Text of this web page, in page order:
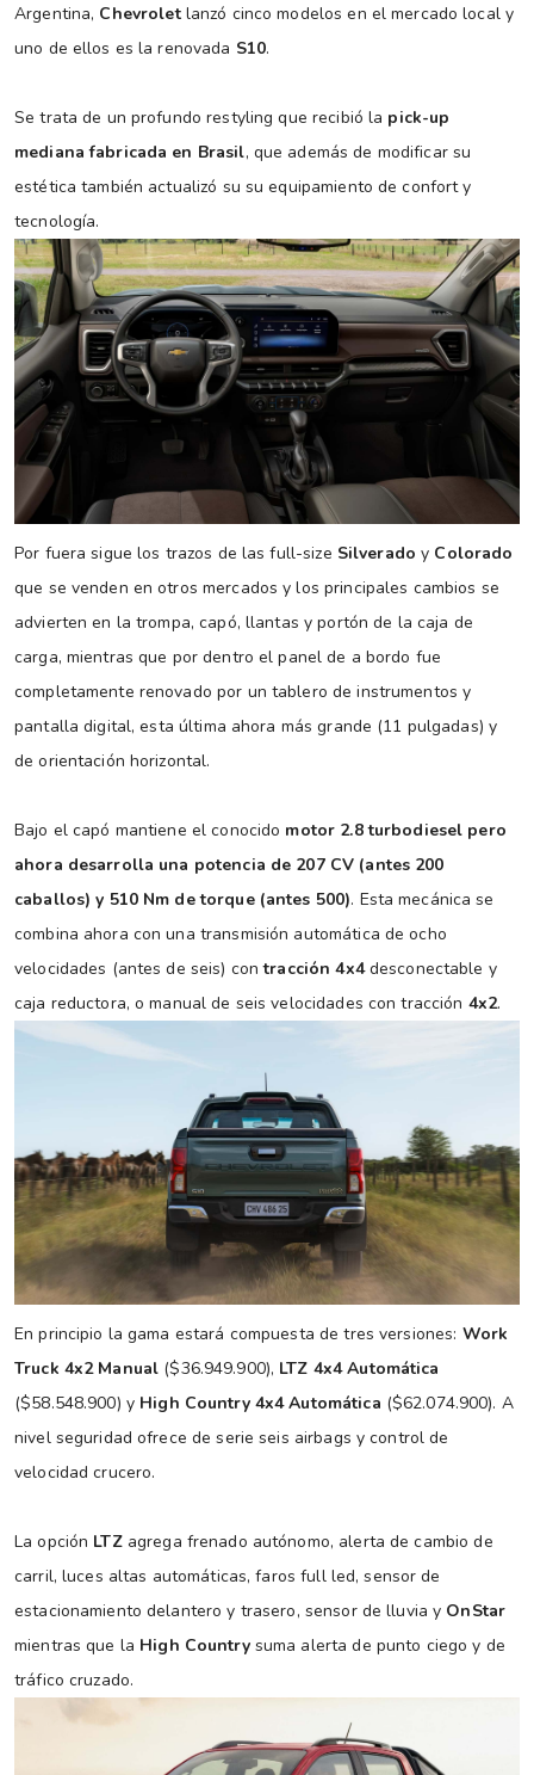
Argentina, Chevroletlanzó cinco modelos en el mercado local y
uno de ellos es la renovada S10.
Se trata de un profundo restyling que recibió la pick-up
mediana fabricada en Brasil, que además de modificar su
estética también actualizó su su equipamiento de confort y
tecnología.
Por fuera sigue los trazos de las full-size Silverado y Colorado
que se venden en otros mercados y los principales cambios se
advierten en la trompa, capó, llantas y portón de la caja de
carga, mientras que por dentro el panel de a bordo fue
completamente renovado por un tablero de instrumentos y
pantalla digital, esta última ahora más grande (11 pulgadas) y
de orientación horizontal.
Bajo el capó mantiene el conocido motor 2.8 turbodiesel pero
ahora desarrolla una potencia de 207 CV (antes 200
caballos) y 510 Nm de torque (antes 500). Esta mecánica se
combina ahora con una transmisión automática de ocho
velocidades (antes de seis) contracción 4x4desconectable y
caja reductora, o manual de seis velocidades con tracción 4x2.
En principio la gama estará compuesta de tres versiones: Work
Truck 4x2 Manual ($36.949.900), LTZ 4x4 Automática
($58.548.900) y High Country 4x4 Automática ($62.074.900). A
nivel seguridad ofrece de serie seis airbags y control de
velocidad crucero.
La opción LTZagrega frenado autónomo, alerta de cambio de
carril, luces altas automáticas, faros full led, sensor de
estacionamiento delantero y trasero, sensor de lluvia y OnStar
mientras que la High Countrysuma alerta de punto ciego y de
tráfico cruzado.